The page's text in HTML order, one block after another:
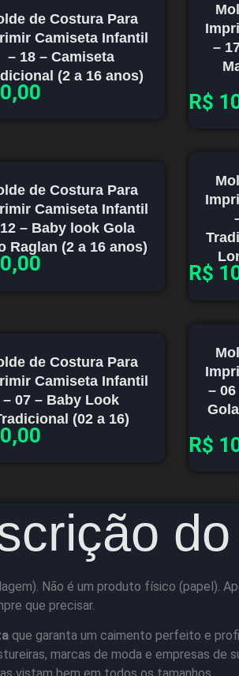
de Costura Para
Camiseta Infantil
– 18 – Camiseta
(2 a 16 anos)
–
R$
de Costura Para
Camiseta Infantil
– Baby look Gola
Raglan (2 a 16 anos)
R$
de Costura Para
Camiseta Infantil
– 07 – Baby Look
(02 a 16)
–
R$
Não é um produto físico (papel).
que precisar.
que garanta um caimento perfeito e
marcas de moda e empresas de